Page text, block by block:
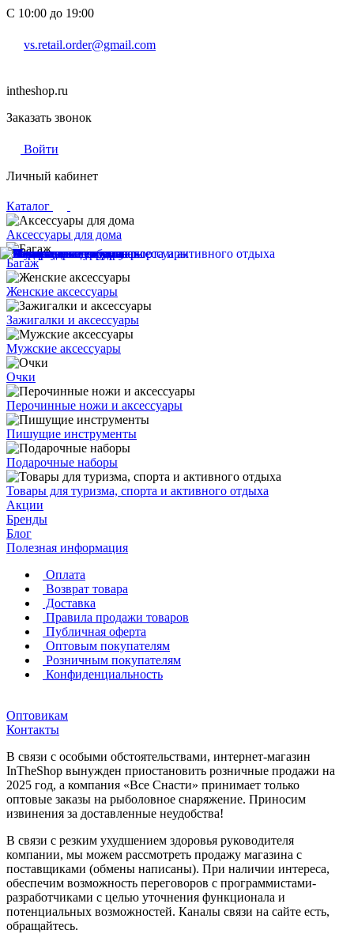
С 10:00 до 19:00
vs.retail.order@gmail.com
intheshop.ru
Заказать звонок
Войти
Личный кабинет
Каталог
Аксессуары для дома
Багаж
Женские аксессуары
Зажигалки и аксессуары
Мужские аксессуары
Очки
Перочинные ножи и аксессуары
Пишущие инструменты
Подарочные наборы
Товары для туризма, спорта и активного отдыха
Акции
Бренды
Блог
Полезная информация
Оплата
Возврат товара
Доставка
Правила продажи товаров
Публичная оферта
Оптовым покупателям
Розничным покупателям
Конфиденциальность
Оптовикам
Контакты
В связи с особыми обстоятельствами, интернет-магазин
InTheShop вынужден приостановить розничные продажи на
2025 год, а компания «Все Снасти» принимает только
оптовые заказы на рыболовное снаряжение. Приносим
извинения за доставленные неудобства!
В связи с резким ухудшением здоровья руководителя
компании, мы можем рассмотреть продажу магазина с
поставщиками (обмены написаны). При наличии интереса,
обеспечим возможность переговоров с программистами-
разработчиками с целью уточнения функционала и
потенциальных возможностей. Каналы связи на сайте есть,
обращайтесь.